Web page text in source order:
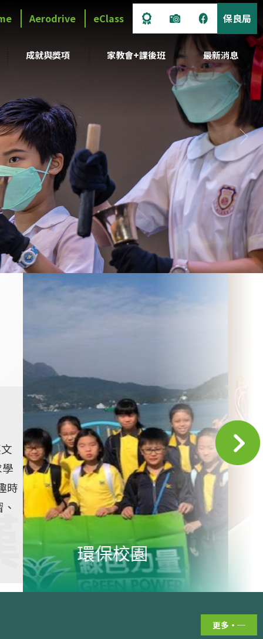
Aerodrive eClass 保良局
成就與獎項 家教會+課後班 最新消息
時
成就與獎項
更多